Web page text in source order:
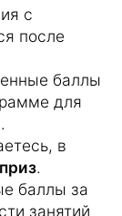
который
на
планшете
при
и по-